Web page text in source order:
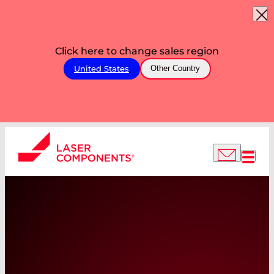
Click here to change sales region
United States Other Country